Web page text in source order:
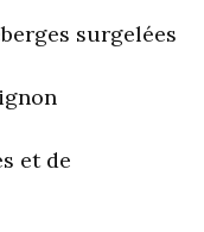
surgelées
et de